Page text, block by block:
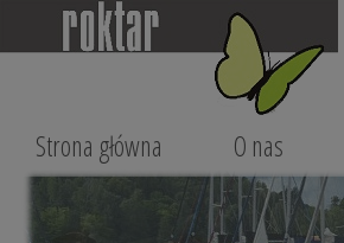
Strona główna O nas